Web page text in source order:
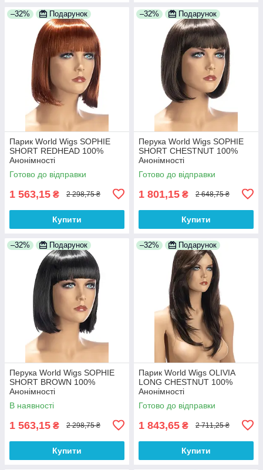
–32% Подарунок
Парик World Wigs SOPHIE
SHORT REDHEAD 100%
Анонімності
Готово до відправки
1 563,15 ₴ 2 298,75 ₴
Купити
–32% Подарунок
Перука World Wigs SOPHIE
SHORT CHESTNUT 100%
Анонімності
Готово до відправки
1 801,15 ₴ 2 648,75 ₴
Купити
–32% Подарунок
Перука World Wigs SOPHIE
SHORT BROWN 100%
Анонімності
В наявності
1 563,15 ₴ 2 298,75 ₴
Купити
–32% Подарунок
Парик World Wigs OLIVIA
LONG CHESTNUT 100%
Анонімності
Готово до відправки
1 843,65 ₴ 2 711,25 ₴
Купити